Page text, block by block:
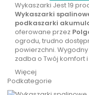
Wykaszarki Jest 19
Wykaszarki
podkaszarki
oferowane przez
ogrodu, trudno
powierzchni.
zadba o Twój komfort
Więcej
Podkategorie